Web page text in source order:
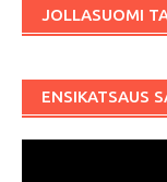
JOLLASUOMI
ENSIKATSAUS